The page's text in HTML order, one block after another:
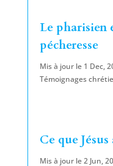
Le pharisien
pécheresse
Mis à jour le 1 Dec,
Témoignages
Ce que
Mis à jour le 2 Jun,